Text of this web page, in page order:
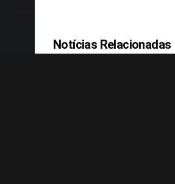
Notícias Relacionadas